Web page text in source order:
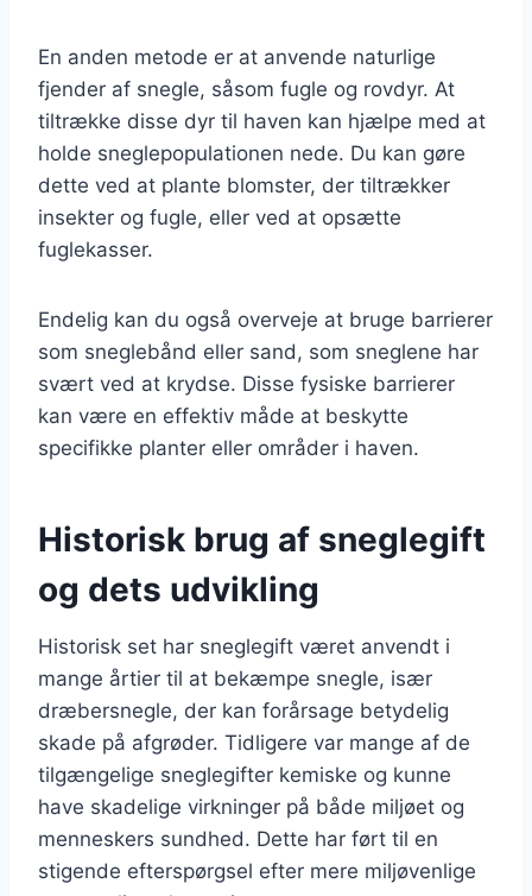
En anden metode er at anvende naturlige
fjender af snegle, såsom fugle og rovdyr. At
tiltrække disse dyr til haven kan hjælpe med at
holde sneglepopulationen nede. Du kan gøre
dette ved at plante blomster, der tiltrækker
insekter og fugle, eller ved at opsætte
fuglekasser.
Endelig kan du også overveje at bruge barrierer
som sneglebånd eller sand, som sneglene har
svært ved at krydse. Disse fysiske barrierer
kan være en effektiv måde at beskytte
specifikke planter eller områder i haven.
Historisk brug af sneglegift
og dets udvikling
Historisk set har sneglegift været anvendt i
mange årtier til at bekæmpe snegle, især
dræbersnegle, der kan forårsage betydelig
skade på afgrøder. Tidligere var mange af de
tilgængelige sneglegifter kemiske og kunne
have skadelige virkninger på både miljøet og
menneskers sundhed. Dette har ført til en
stigende efterspørgsel efter mere miljøvenlige